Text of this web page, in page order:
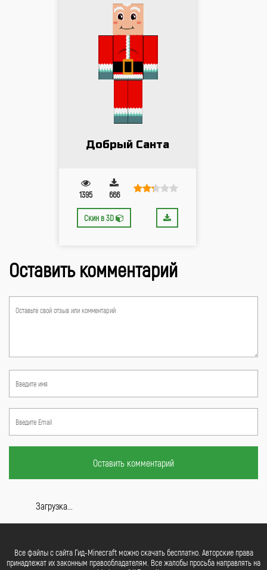
Добрый Санта
1395 666
Скин в 3D
Оставить комментарий
Оставить комментарий
Загрузка...
Все файлы с сайта Гид-Minecraft можно скачать бесплатно. Авторские права
принадлежат их законным правообладателям. Все жалобы просьба направлять на